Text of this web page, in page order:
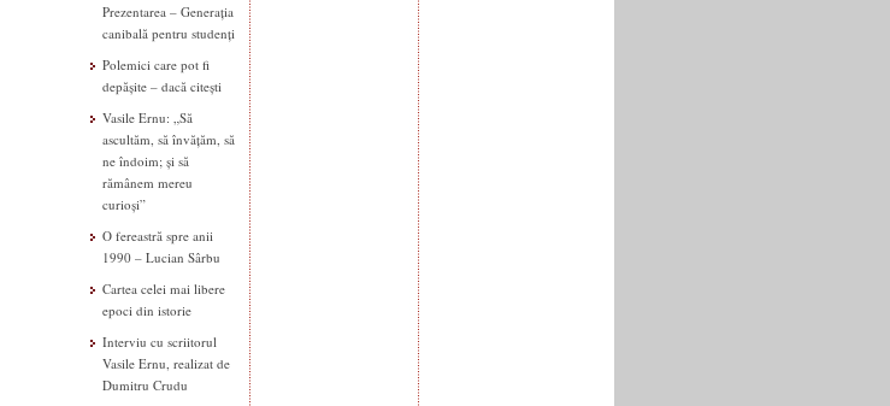
Prezentarea – Generația
canibală pentru studenți
Polemici care pot fi
depășite – dacă citești
Vasile Ernu: „Să
ascultăm, să învățăm, să
ne îndoim; și să
rămânem mereu
curioși”
O fereastră spre anii
1990 – Lucian Sârbu
Cartea celei mai libere
epoci din istorie
Interviu cu scriitorul
Vasile Ernu, realizat de
Dumitru Crudu